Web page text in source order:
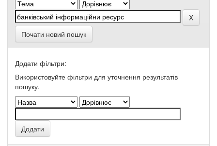
Почати новий пошук
Додати фільтри:
Використовуйте фільтри для уточнення результатів
пошуку.